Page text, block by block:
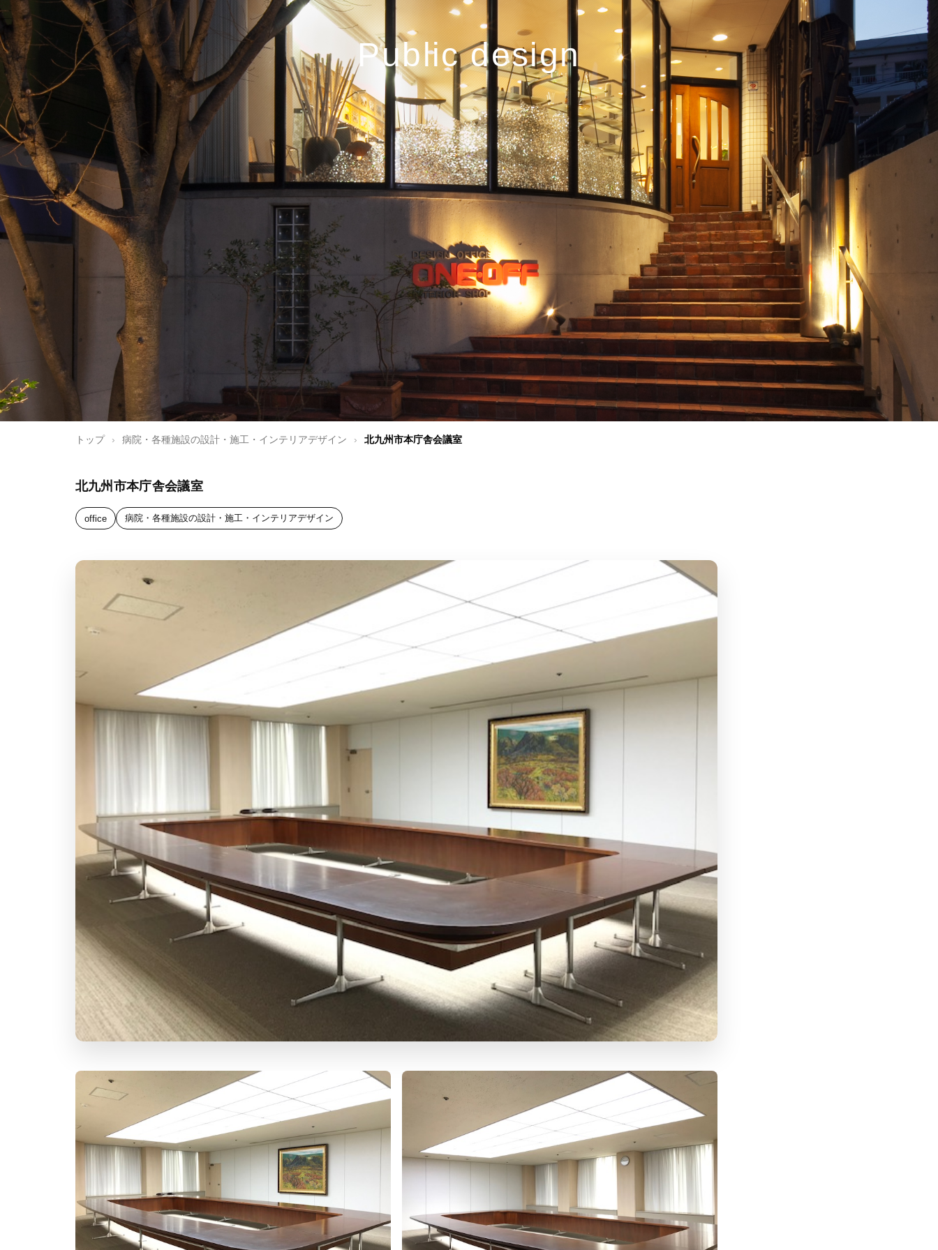
Public design
トップ › 病院・各種施設の設計・施工・インテリアデザイン › 北九州市本庁舎会議室
北九州市本庁舎会議室
office 病院・各種施設の設計・施工・インテリアデザイン